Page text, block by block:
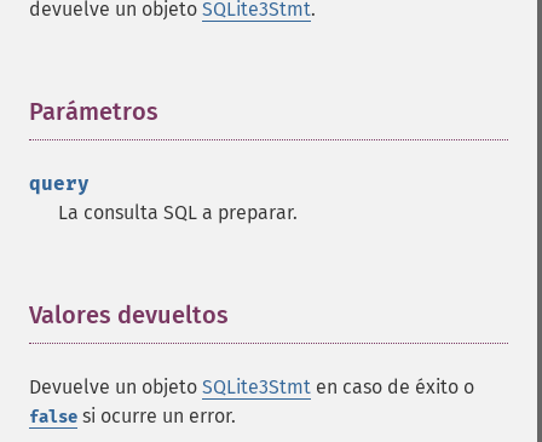
devuelve un objeto SQLite3Stmt.
Parámetros
query
La consulta SQL a preparar.
Valores devueltos
Devuelve un objeto SQLite3Stmt en caso de éxito o
false si ocurre un error.